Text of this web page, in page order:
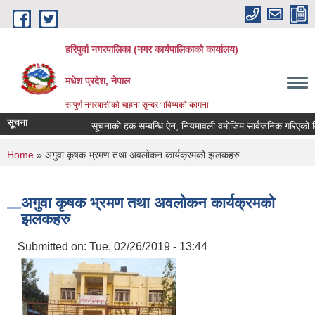
Skip to main content
हरिपुर्वा नगरपालिका (नगर कार्यपालिकाको कार्यालय)
मधेश प्रदेश, नेपाल
सम्पुर्ण नगरबासीको चाहना सुन्दर भविष्यको कामना
सूचना सूचनाको हक सम्बन्धि ऐन, नियमावली वमोजिम सार्वजनिक गरिएको
You are here
Home » अगुवा कृषक भ्रमण तथा अवलोकन कार्यक्रमको झलकहरु
अगुवा कृषक भ्रमण तथा अवलोकन कार्यक्रमको
झलकहरु
Submitted on: Tue, 02/26/2019 - 13:44